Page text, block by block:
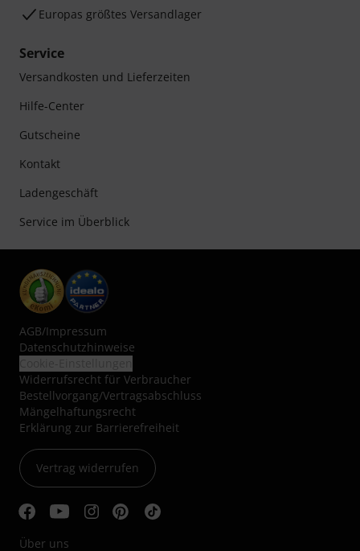
Europas größtes Versandlager
Service
Versandkosten und Lieferzeiten
Hilfe-Center
Gutscheine
Kontakt
Ladengeschäft
Service im Überblick
AGB/Impressum
Datenschutzhinweise
Widerrufsrecht für Verbraucher
Bestellvorgang/Vertragsabschluss
Mängelhaftungsrecht
Erklärung zur Barrierefreiheit
Vertrag widerrufen
Über uns